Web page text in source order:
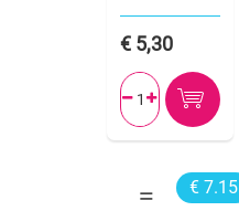
5,30
 
€ 7.15